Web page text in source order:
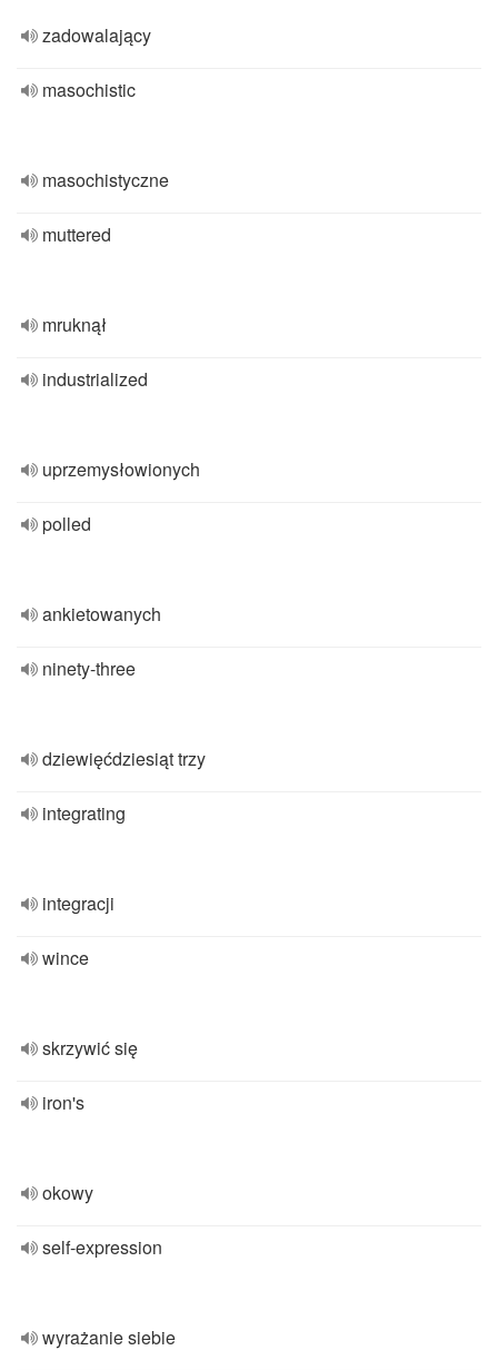
zadowalający
masochistic
masochistyczne
muttered
mruknął
industrialized
uprzemysłowionych
polled
ankietowanych
ninety-three
dziewięćdziesiąt trzy
integrating
integracji
wince
skrzywić się
iron's
okowy
self-expression
wyrażanie siebie